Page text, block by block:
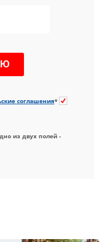
соглашения*
из двух полей -